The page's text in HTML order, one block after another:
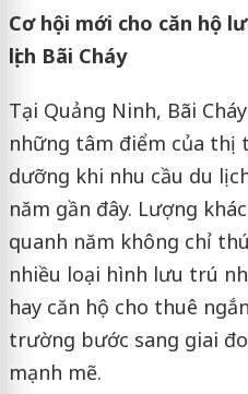
Cơ hội mới cho căn hộ
lịch Bãi Cháy
Tại Quảng Ninh, Bãi
những tâm điểm của
dưỡng khi nhu cầu du
năm gần đây. Lượng
quanh năm không chỉ
nhiều loại hình lưu trú
hay căn hộ cho thuê
trường bước sang giai
mạnh mẽ.